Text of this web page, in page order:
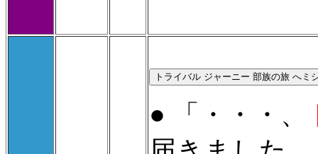
● 「・・・、